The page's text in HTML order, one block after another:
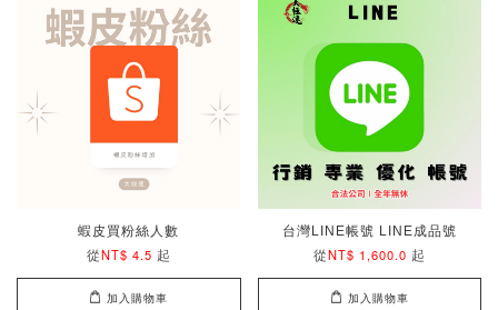
蝦皮買粉絲人數
從NT$ 4.5 起
加入購物車
台灣LINE帳號 LINE成品號
從NT$ 1,600.0 起
加入購物車